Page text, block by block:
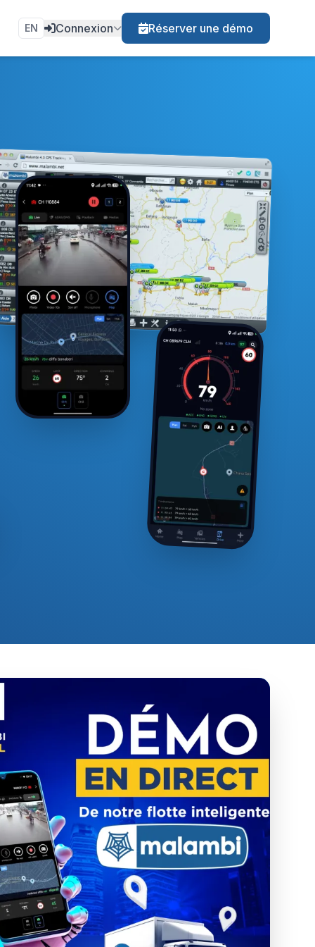
EN Connexion Réserver une démo